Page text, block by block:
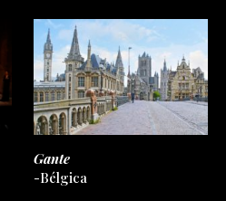
Gante
-Bélgica